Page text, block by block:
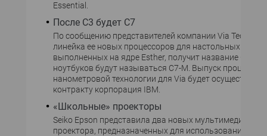
Essential.
После С3 будет С7
По сообщению представителей компании Via
линейка ее новых процессоров для настольных
выполненных на ядре Esther, получит название С7.
ноутбуков будут называться С7-М. Выпуск
нанометровой технологии для Via будет
контракту корпорация IBM.
«Школьные» проекторы
Seiko Epson представила два новых мультимедийных
проектора, предназначенных для использования в